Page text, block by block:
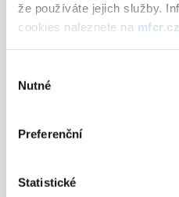
že používáte jejich služby.
cookies naleznete na
souhlasu
Nutné
Preferenční
Statistické
30.6.2018
03. srpna 2018
Zpráva o vývoji
dobrovolných svazků
31.5.2018
Zpráva o vývoji